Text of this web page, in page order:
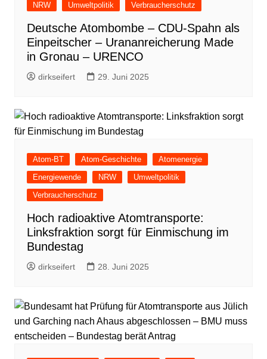
NRW
Umweltpolitik Verbraucherschutz
Deutsche Atombombe – CDU-Spahn als
Einpeitscher – Urananreicherung Made
in Gronau – URENCO
dirkseifert 29. Juni 2025
Atom-BT Atom-Geschichte
Atomenergie
Energiewende
NRW
Umweltpolitik
Verbraucherschutz
Hoch radioaktive Atomtransporte:
Linksfraktion sorgt für Einmischung im
Bundestag
dirkseifert 28. Juni 2025